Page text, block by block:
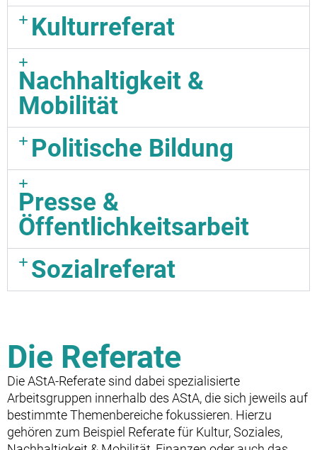
Kulturreferat
Nachhaltigkeit &
Mobilität
Politische Bildung
Presse &
Öffentlichkeitsarbeit
Sozialreferat
Die Referate
Die AStA-Referate sind dabei spezialisierte
Arbeitsgruppen innerhalb des AStA, die sich jeweils auf
bestimmte Themenbereiche fokussieren. Hierzu
gehören zum Beispiel Referate für Kultur, Soziales,